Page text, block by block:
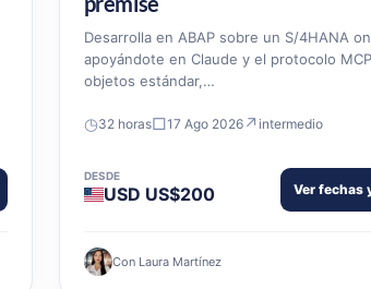
Desarrolla en ABAP sobre un S/4HANA
apoyándote en Claude y el protocolo
objetos estándar,…
◷32 horas□17 Ago 2026↗ intermedio
DESDE
USD US$200 Ver fechas
Con Laura Martínez